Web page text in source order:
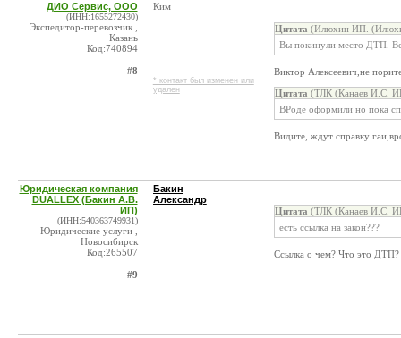
ДИО Сервис, ООО
(ИНН:1655272430)
Экспедитор-перевозчик ,
Казань
Код:740894
#8
Ким
* контакт был изменен или
удален
Цитата (Илюхин ИП.
Вы покинули место ДТП.
Виктор Алексеевич,не
Цитата (ТЛК (Канаев И.С.
ВРоде оформили но пока
Видите, ждут справку
Юридическая компания
DUALLEX (Бакин А.В.
ИП)
(ИНН:540363749931)
Юридические услуги ,
Новосибирск
Код:265507
#9
Бакин
Александр
Цитата (ТЛК (Канаев И.С.
есть ссылка на закон???
Ссылка о чем? Что это ДТП?